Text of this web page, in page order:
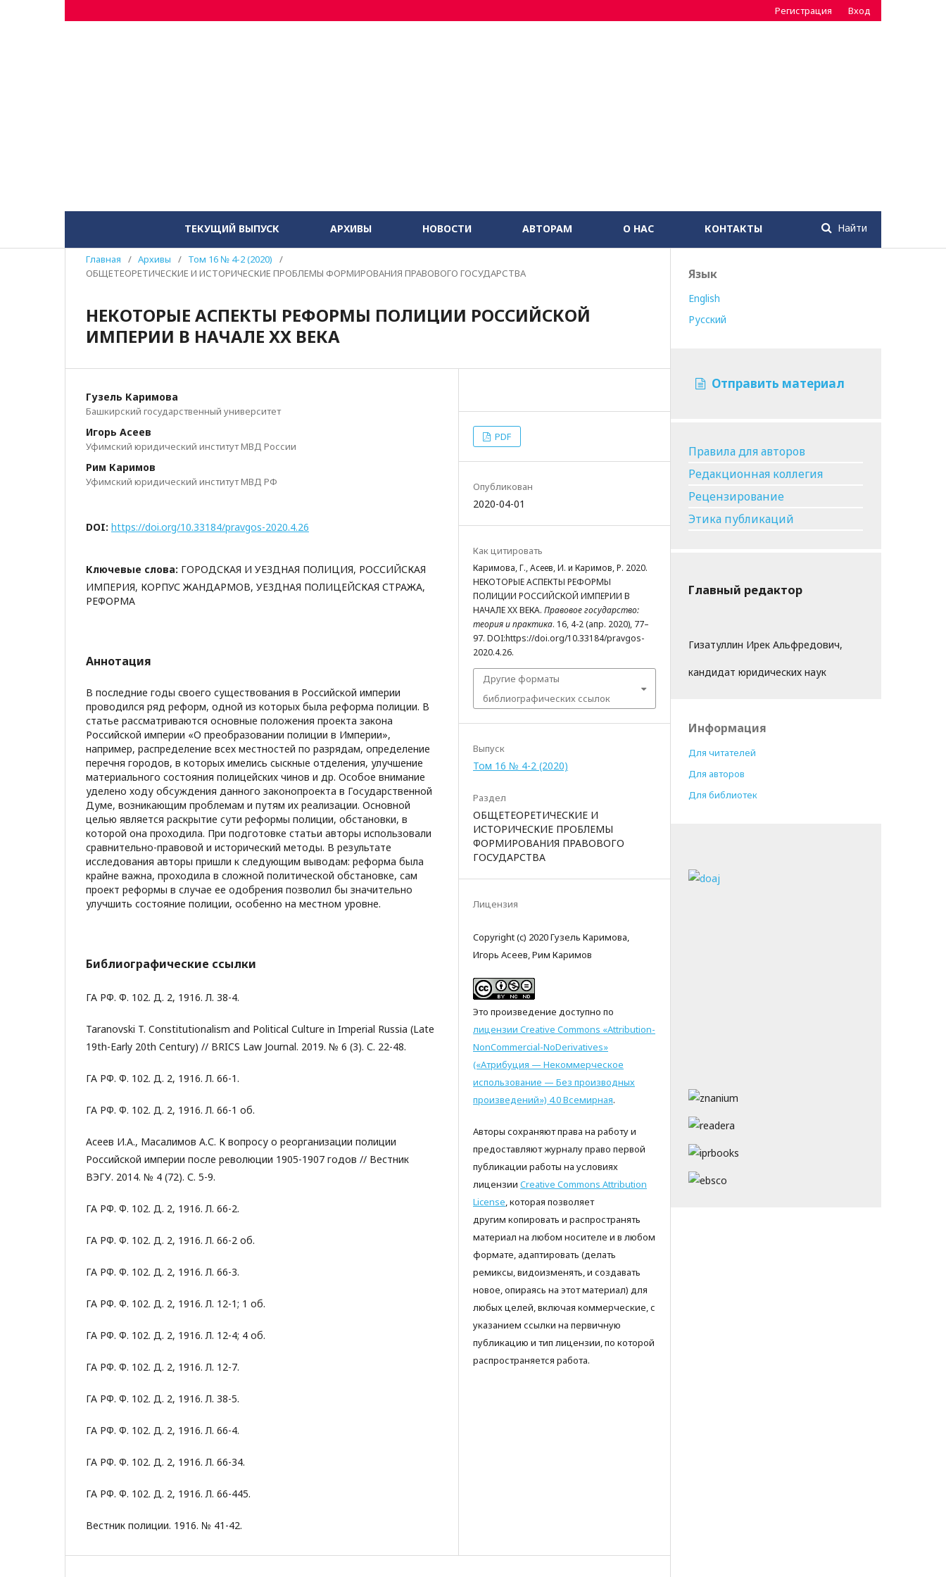
ТЕКУЩИЙ ВЫПУСК АРХИВЫ НОВОСТИ АВТОРАМ О НАС КОНТАКТЫ Найти
Регистрация Вход
Главная / Архивы / Том 16 № 4-2 (2020)
/
ОБЩЕТЕОРЕТИЧЕСКИЕ И ИСТОРИЧЕСКИЕ ПРОБЛЕМЫ ФОРМИРОВАНИЯ ПРАВОВОГО ГОСУДАРСТВА
НЕКОТОРЫЕ АСПЕКТЫ РЕФОРМЫ ПОЛИЦИИ РОССИЙСКОЙ
ИМПЕРИИ В НАЧАЛЕ XX ВЕКА
Гузель Каримова
Башкирский государственный университет
Игорь Асеев
Уфимский юридический институт МВД России
Рим Каримов
Уфимский юридический институт МВД РФ
DOI: https://doi.org/10.33184/pravgos-2020.4.26
Ключевые слова: ГОРОДСКАЯ И УЕЗДНАЯ ПОЛИЦИЯ, РОССИЙСКАЯ
ИМПЕРИЯ, КОРПУС ЖАНДАРМОВ, УЕЗДНАЯ ПОЛИЦЕЙСКАЯ СТРАЖА,
РЕФОРМА
Аннотация
В последние годы своего существования в Российской империи
проводился ряд реформ, одной из которых была реформа полиции. В
статье рассматриваются основные положения проекта закона
Российской империи «О преобразовании полиции в Империи»,
например, распределение всех местностей по разрядам, определение
перечня городов, в которых имелись сыскные отделения, улучшение
материального состояния полицейских чинов и др. Особое внимание
уделено ходу обсуждения данного законопроекта в Государственной
Думе, возникающим проблемам и путям их реализации. Основной
целью является раскрытие сути реформы полиции, обстановки, в
которой она проходила. При подготовке статьи авторы использовали
сравнительно-правовой и исторический методы. В результате
исследования авторы пришли к следующим выводам: реформа была
крайне важна, проходила в сложной политической обстановке, сам
проект реформы в случае ее одобрения позволил бы значительно
улучшить состояние полиции, особенно на местном уровне.
Библиографические ссылки
ГА РФ. Ф. 102. Д. 2, 1916. Л. 38-4.
Taranovski T. Constitutionalism and Political Culture in Imperial Russia (Late
19th-Early 20th Century) // BRICS Law Journal. 2019. № 6 (3). С. 22-48.
ГА РФ. Ф. 102. Д. 2, 1916. Л. 66-1.
ГА РФ. Ф. 102. Д. 2, 1916. Л. 66-1 об.
Асеев И.А., Масалимов А.С. К вопросу о реорганизации полиции
Российской империи после революции 1905-1907 годов // Вестник
ВЭГУ. 2014. № 4 (72). С. 5-9.
ГА РФ. Ф. 102. Д. 2, 1916. Л. 66-2.
ГА РФ. Ф. 102. Д. 2, 1916. Л. 66-2 об.
ГА РФ. Ф. 102. Д. 2, 1916. Л. 66-3.
ГА РФ. Ф. 102. Д. 2, 1916. Л. 12-1; 1 об.
ГА РФ. Ф. 102. Д. 2, 1916. Л. 12-4; 4 об.
ГА РФ. Ф. 102. Д. 2, 1916. Л. 12-7.
ГА РФ. Ф. 102. Д. 2, 1916. Л. 38-5.
ГА РФ. Ф. 102. Д. 2, 1916. Л. 66-4.
ГА РФ. Ф. 102. Д. 2, 1916. Л. 66-34.
ГА РФ. Ф. 102. Д. 2, 1916. Л. 66-445.
Вестник полиции. 1916. № 41-42.
PDF
Опубликован
2020-04-01
Как цитировать
Каримова, Г., Асеев, И. и Каримов, Р. 2020.
НЕКОТОРЫЕ АСПЕКТЫ РЕФОРМЫ
ПОЛИЦИИ РОССИЙСКОЙ ИМПЕРИИ В
НАЧАЛЕ XX ВЕКА. Правовое государство:
теория и практика. 16, 4-2 (апр. 2020), 77–
97. DOI:https://doi.org/10.33184/pravgos-
2020.4.26.
Другие форматы
библиографических ссылок
Выпуск
Том 16 № 4-2 (2020)
Раздел
ОБЩЕТЕОРЕТИЧЕСКИЕ И
ИСТОРИЧЕСКИЕ ПРОБЛЕМЫ
ФОРМИРОВАНИЯ ПРАВОВОГО
ГОСУДАРСТВА
Лицензия
Copyright (c) 2020 Гузель Каримова,
Игорь Асеев, Рим Каримов
Это произведение доступно по
лицензии Creative Commons «Attribution-
NonCommercial-NoDerivatives»
(«Атрибуция — Некоммерческое
использование — Без производных
произведений») 4.0 Всемирная.
Авторы сохраняют права на работу и
предоставляют журналу право первой
публикации работы на условиях
лицензии Creative Commons Attribution
License, которая позволяет
другим копировать и распространять
материал на любом носителе и в любом
формате, адаптировать (делать
ремиксы, видоизменять, и создавать
новое, опираясь на этот материал) для
любых целей, включая коммерческие, с
указанием ссылки на первичную
публикацию и тип лицензии, по которой
распространяется работа.
Язык
English
Русский
Отправить материал
Правила для авторов
Редакционная коллегия
Рецензирование
Этика публикаций
Главный редактор
Гизатуллин Ирек Альфредович,
кандидат юридических наук
Информация
Для читателей
Для авторов
Для библиотек